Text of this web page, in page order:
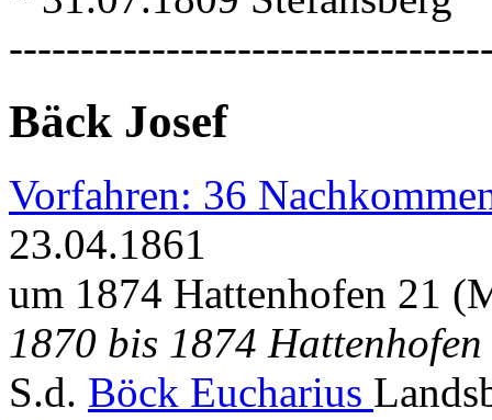
Bäck Josef
Vorfahren: 36
23.04.1861
um 1874 Hattenhofen 21
1870 bis 1874
S.d. Böck Eucharius